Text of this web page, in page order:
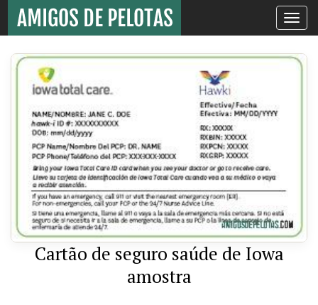
Toggle
Cartão de seguro saúde de Iowa
amostra